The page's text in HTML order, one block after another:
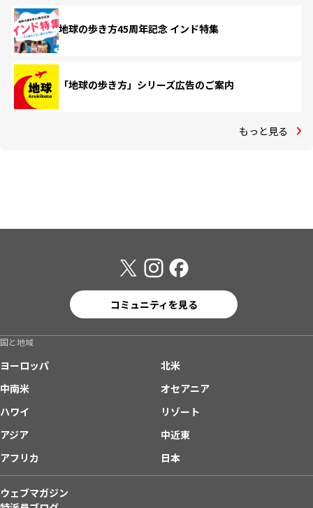
地球の歩き方45周年記念 インド特集
「地球の歩き方」シリーズ広告のご案内
もっと見る
コミュニティを見る
国と地域
ヨーロッパ
北米
中南米
オセアニア
ハワイ
リゾート
アジア
中近東
アフリカ
日本
ウェブマガジン